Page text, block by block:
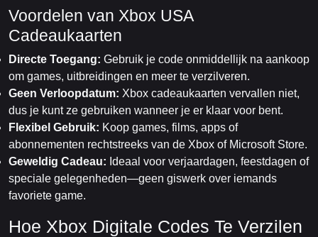
Voordelen van Xbox USA
Cadeaukaarten
Directe Toegang: Gebruik je code onmiddellijk na aankoop
om games, uitbreidingen en meer te verzilveren.
Geen Verloopdatum: Xbox cadeaukaarten vervallen niet,
dus je kunt ze gebruiken wanneer je er klaar voor bent.
Flexibel Gebruik: Koop games, films, apps of
abonnementen rechtstreeks van de Xbox of Microsoft Store.
Geweldig Cadeau: Ideaal voor verjaardagen, feestdagen of
speciale gelegenheden—geen giswerk over iemands
favoriete game.
Hoe Xbox Digitale Codes Te Verzilen